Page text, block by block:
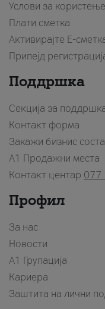
Услови за користење
Плати сметка
Активирајте Е-
Припејд
Поддршка
Секција за
Контакт форма
Закажи бизнис
A1 Продажни места
Контакт центар 077
Профил
За нас
Новости
А1 Групација
Кариера
Заштита на лични